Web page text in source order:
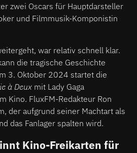
zwei Oscars für Hauptdarsteller
und Filmmusik-Komponistin
war relativ schnell klar.
die tragische Geschichte
3. Oktober 2024 startet die
à Deux mit Lady Gaga
Kino. FluxFM-Redakteur Ron
der aufgrund seiner Machtart als
das Fanlager spalten wird.
Kino-Freikarten für